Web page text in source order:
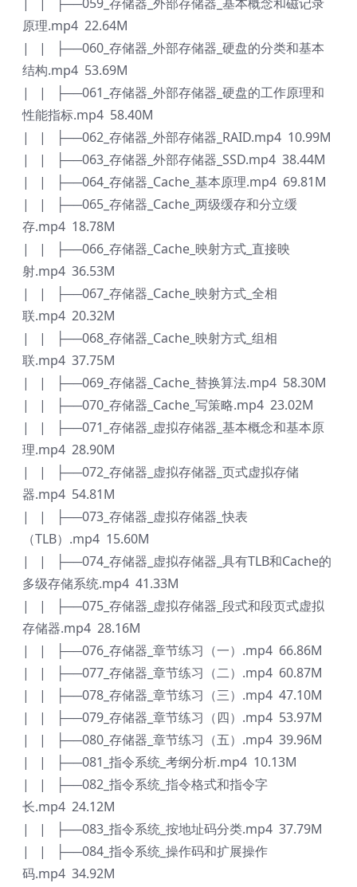
原理.mp4 22.64M
| | ├──060_存储器_外部存储器_硬盘的分类和基本
结构.mp4 53.69M
| | ├──061_存储器_外部存储器_硬盘的工作原理和
性能指标.mp4 58.40M
| | ├──062_存储器_外部存储器_RAID.mp4 10.99M
| | ├──063_存储器_外部存储器_SSD.mp4 38.44M
| | ├──064_存储器_Cache_基本原理.mp4 69.81M
| | ├──065_存储器_Cache_两级缓存和分立缓
存.mp4 18.78M
| | ├──066_存储器_Cache_映射方式_直接映
射.mp4 36.53M
| | ├──067_存储器_Cache_映射方式_全相
联.mp4 20.32M
| | ├──068_存储器_Cache_映射方式_组相
联.mp4 37.75M
| | ├──069_存储器_Cache_替换算法.mp4 58.30M
| | ├──070_存储器_Cache_写策略.mp4 23.02M
| | ├──071_存储器_虚拟存储器_基本概念和基本原
理.mp4 28.90M
| | ├──072_存储器_虚拟存储器_页式虚拟存储
器.mp4 54.81M
| | ├──073_存储器_虚拟存储器_快表
（TLB）.mp4 15.60M
| | ├──074_存储器_虚拟存储器_具有TLB和Cache的
多级存储系统.mp4 41.33M
| | ├──075_存储器_虚拟存储器_段式和段页式虚拟
存储器.mp4 28.16M
| | ├──076_存储器_章节练习（一）.mp4 66.86M
| | ├──077_存储器_章节练习（二）.mp4 60.87M
| | ├──078_存储器_章节练习（三）.mp4 47.10M
| | ├──079_存储器_章节练习（四）.mp4 53.97M
| | ├──080_存储器_章节练习（五）.mp4 39.96M
| | ├──081_指令系统_考纲分析.mp4 10.13M
| | ├──082_指令系统_指令格式和指令字
长.mp4 24.12M
| | ├──083_指令系统_按地址码分类.mp4 37.79M
| | ├──084_指令系统_操作码和扩展操作
码.mp4 34.92M